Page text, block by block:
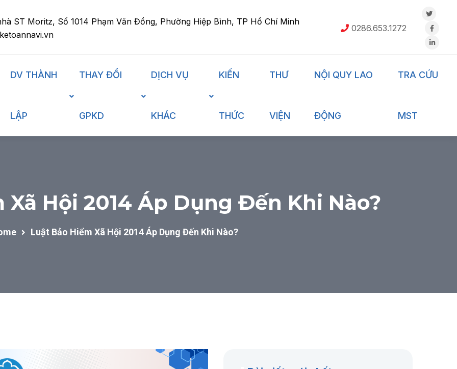
ST Moritz, Số 1014 Phạm Văn Đồng, Phường Hiệp Bình, TP Hồ Chí Minh
0286.653.1272
DV THÀNH
LẬP
THAY ĐỔI
GPKD
DỊCH VỤ
KHÁC
KIẾN
THỨC
THƯ
VIỆN
NỘI QUY LAO
ĐỘNG
TRA CỨU
MST
Hội 2014 Áp Dụng Đến Khi Nào?
Luật Bảo Hiểm Xã Hội 2014 Áp Dụng Đến Khi Nào?